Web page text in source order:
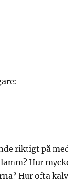
riktigt på
Hur
Hur ofta